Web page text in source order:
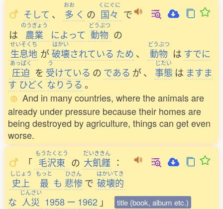
そして 、
おお
多 く の
くにぐに
国々 で
は
のうぎょう
農業 によって
どうぶつ
動物 の
せいそくち
生息地 が
はかい
破壊されている ため 、
どうぶつ
動物 は すでに
あっぱく
圧迫 を
う
受けている の である が、
じたい
事態 は ますま
す ひどく なりうる 。
And in many countries, where the animals are
already under pressure because their homes are
being destroyed by agriculture, things can get even
worse.
「
もうたくとう
毛沢東 の
だいききん
大飢饉 ：
しじょう
史上
もっと
最 も
ひさん
悲惨 で
はかいてき
破壊的
な
じんさい
人災 1958ー 1962 」 title (book, album etc.)